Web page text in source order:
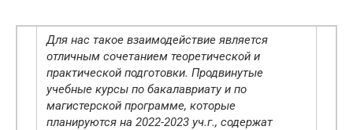
Для нас такое взаимодействие является
отличным сочетанием теоретической и
практической подготовки. Продвинутые
учебные курсы по бакалавриату и по
магистерской программе, которые
планируются на 2022-2023 уч.г., содержат